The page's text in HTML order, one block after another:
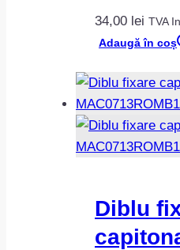
34,00 lei TVA
Adaugă în coș
Diblu